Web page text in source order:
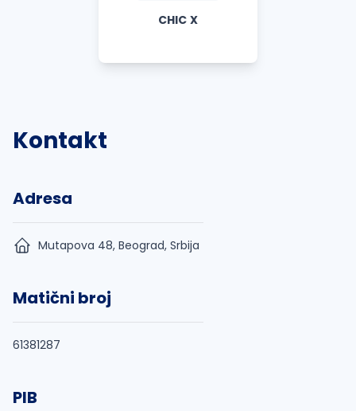
CHIC X
Kontakt
Adresa
Mutapova 48, Beograd, Srbija
Matični broj
61381287
PIB